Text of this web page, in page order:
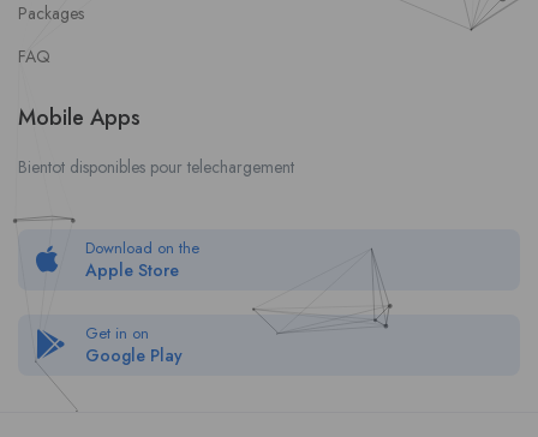
Packages
FAQ
Mobile Apps
Bientot disponibles pour telechargement
Download on the
Apple Store
Get in on
Google Play